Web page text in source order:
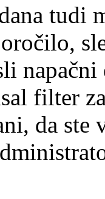
tudi
filter
da